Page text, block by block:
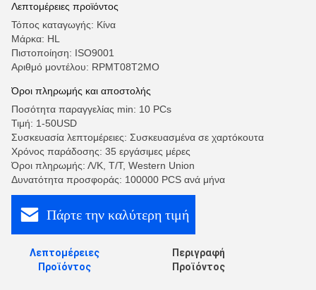
Λεπτομέρειες προϊόντος
Τόπος καταγωγής: Κίνα
Μάρκα: HL
Πιστοποίηση: ISO9001
Αριθμό μοντέλου: RPMT08T2MO
Όροι πληρωμής και αποστολής
Ποσότητα παραγγελίας min: 10 PCs
Τιμή: 1-50USD
Συσκευασία λεπτομέρειες: Συσκευασμένα σε χαρτόκουτα
Χρόνος παράδοσης: 35 εργάσιμες μέρες
Όροι πληρωμής: Λ/Κ, Τ/Τ, Western Union
Δυνατότητα προσφοράς: 100000 PCS ανά μήνα
Πάρτε την καλύτερη τιμή
Λεπτομέρειες
Προϊόντος
Περιγραφή
Προϊόντος